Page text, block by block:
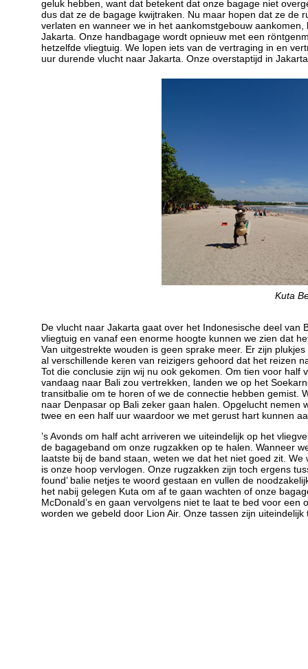
geluk hebben, want dat betekent dat onze bagage niet
dus dat ze de bagage kwijtraken. Nu maar hopen dat ze de
verlaten en wanneer we in het aankomstgebouw
Jakarta. Onze handbagage wordt opnieuw met een
hetzelfde vliegtuig. We lopen iets van de vertraging in en
uur durende vlucht naar Jakarta. Onze overstaptijd in
Kuta
De vlucht naar Jakarta gaat over het Indonesische deel
vliegtuig en vanaf een enorme hoogte kunnen we zien dat
Van uitgestrekte wouden is geen sprake meer. Er zijn
al verschillende keren van reizigers gehoord dat het reizen
Tot die conclusie zijn wij nu ook gekomen. Om tien voor
vandaag naar Bali zou vertrekken, landen we op het
transitbalie om te horen of we de connectie hebben gemist.
naar Denpasar op Bali zeker gaan halen. Opgelucht
twee en een half uur waardoor we met gerust hart kunnen
’s Avonds om half acht arriveren we uiteindelijk op het
de bagageband om onze rugzakken op te halen. Wanneer
laatste bij de band staan, weten we dat het niet goed zit.
is onze hoop vervlogen. Onze rugzakken zijn toch ergens
found’ balie netjes te woord gestaan en vullen de
het nabij gelegen Kuta om af te gaan wachten of onze
McDonald’s en gaan vervolgens niet te laat te bed voor
worden we gebeld door Lion Air. Onze tassen zijn